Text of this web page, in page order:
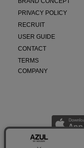
PRIVACY POLICY
RECRUIT
USER GUIDE
CONTACT
TERMS
COMPANY